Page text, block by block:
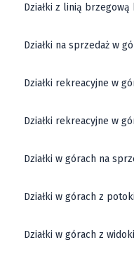
Działki z linią
Działki na sprzedaż w
Działki rekreacyjne w
Działki rekreacyjne w
Działki w górach na
Działki w górach z
Działki w górach z